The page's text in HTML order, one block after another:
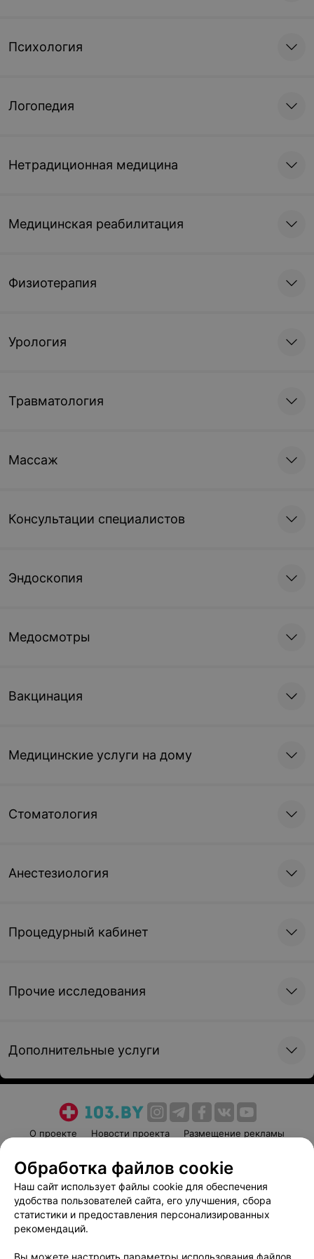
Психология
Логопедия
Нетрадиционная медицина
Медицинская реабилитация
Физиотерапия
Урология
Травматология
Массаж
Консультации специалистов
Эндоскопия
Медосмотры
Вакцинация
Медицинские услуги на дому
Стоматология
Анестезиология
Процедурный кабинет
Прочие исследования
Дополнительные услуги
О проекте Новости проекта
Размещение рекламы
Пользовательское соглашение
Способы оплаты
Вакансии
Партнеры
Написать руководителю 103.by
Обработка файлов cookie
Наш сайт использует файлы cookie для обеспечения
удобства пользователей сайта, его улучшения, сбора
статистики и предоставления персонализированных
рекомендаций.
Вы можете настроить параметры использования файлов